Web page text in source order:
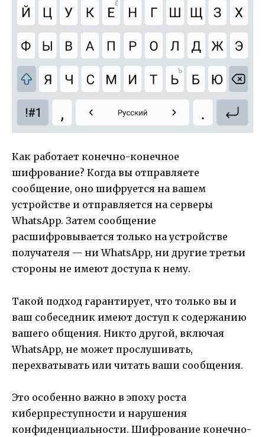
Как работает конечно-конечное
шифрование? Когда вы отправляете
сообщение, оно шифруется на вашем
устройстве и отправляется на серверы
WhatsApp. Затем сообщение
расшифровывается только на устройстве
получателя — ни WhatsApp, ни другие третьи
стороны не имеют доступа к нему.
Такой подход гарантирует, что только вы и
ваш собеседник имеют доступ к содержанию
вашего общения. Никто другой, включая
WhatsApp, не может прослушивать,
перехватывать или читать ваши сообщения.
Это особенно важно в эпоху роста
киберпреступности и нарушения
конфиденциальности. Шифрование конечно-